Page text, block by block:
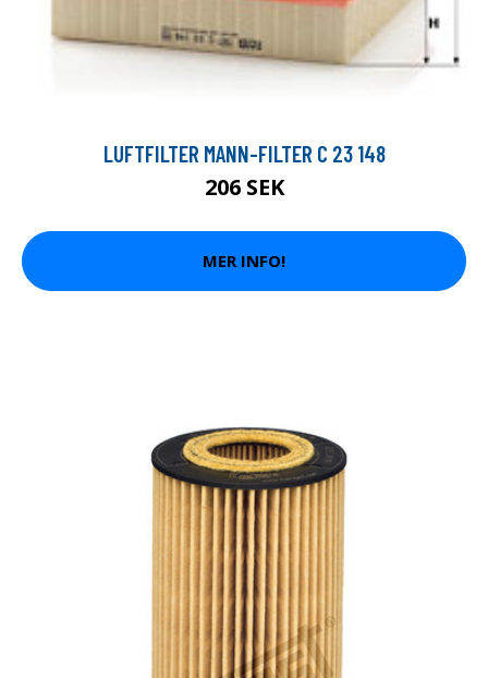
LUFTFILTER MANN-FILTER C 23 148
206 SEK
MER INFO!